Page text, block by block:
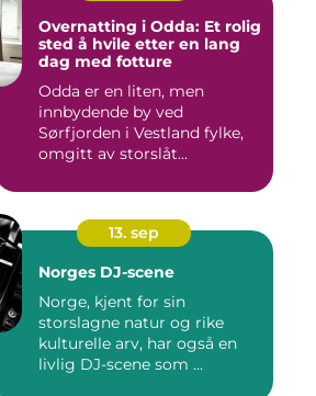
Overnatting i Odda: Et rolig
sted å hvile etter en lang
dag med fotture
Odda er en liten, men
innbydende by ved
Sørfjorden i Vestland fylke,
omgitt av storslåt...
13. sep
Norges DJ-scene
Norge, kjent for sin
storslagne natur og rike
kulturelle arv, har også en
livlig DJ-scene som ...